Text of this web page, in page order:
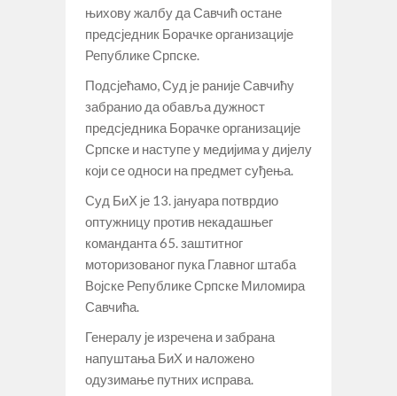
њихову жалбу да Савчић остане
предсједник Борачке организације
Републике Српске.
Подсјећамо, Суд је раније Савчићу
забранио да обавља дужност
предсједника Борачке организације
Српске и наступе у медијима у дијелу
који се односи на предмет суђења.
Суд БиХ је 13. јануара потврдио
оптужницу против некадашњег
команданта 65. заштитног
моторизованог пука Главног штаба
Војске Републике Српске Миломира
Савчића.
Генералу је изречена и забрана
напуштања БиХ и наложено
одузимање путних исправа.